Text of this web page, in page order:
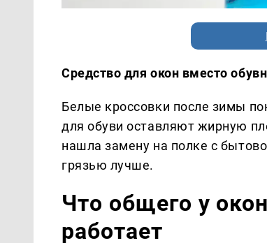
Средство для окон вместо
Белые кроссовки после зимы
для обуви оставляют жирную
нашла замену на полке с
грязью лучше.
Что общего у
работает